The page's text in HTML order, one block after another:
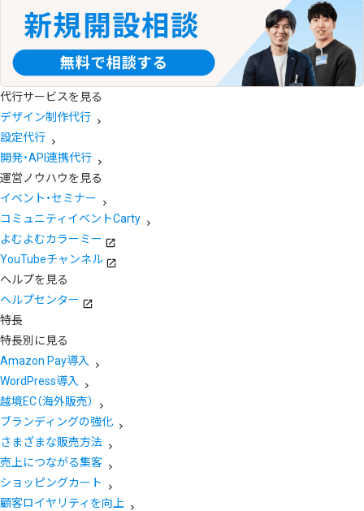
代行サービスを見る
デザイン制作代行
設定代行
開発・API連携代行
運営ノウハウを見る
イベント・セミナー
コミュニティイベントCarty
よむよむカラーミー
YouTubeチャンネル
ヘルプを見る
ヘルプセンター
特長
特長別に見る
Amazon Pay導入
WordPress導入
越境EC（海外販売）
ブランディングの強化
さまざまな販売方法
売上につながる集客
ショッピングカート
顧客ロイヤリティを向上